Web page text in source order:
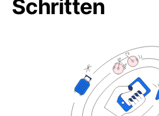
Schritten